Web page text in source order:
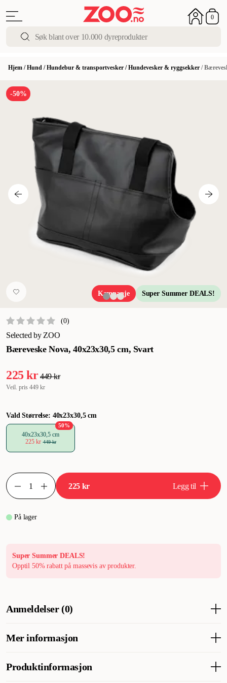
0
Hjem /Hund /Hundebur & transportvesker /Hundevesker & ryggsekker /
-50%
Kampanje Super Summer DEALS!
Selected by ZOO
Bæreveske Nova, 40x23x30,5 cm, Svart
(0)
225 kr 449 kr
Veil. pris 449 kr
Vald Størrelse: 40x23x30,5 cm
50%
40x23x30,5 cm
225 kr 449 kr
225 kr Legg til
På lager
Super Summer DEALS!
Opptil 50% rabatt på massevis av produkter.
Anmeldelser (0)
Mer informasjon
Produktinformasjon